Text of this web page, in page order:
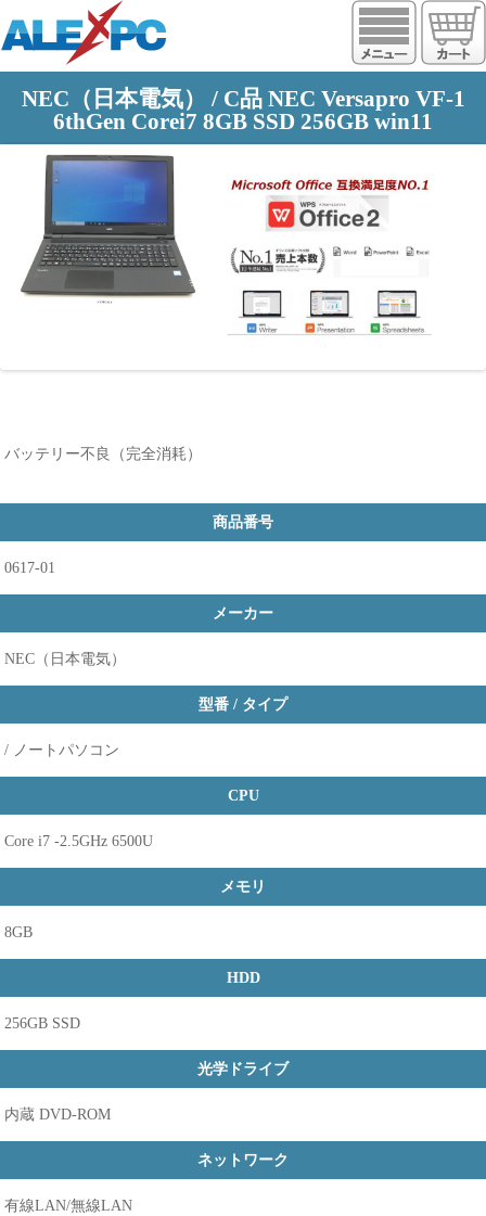
https://www.alexpc.jp
NEC（日本電気） / C品 NEC Versapro VF-1
6thGen Corei7 8GB SSD 256GB win11
バッテリー不良（完全消耗）
商品番号
0617-01
メーカー
NEC（日本電気）
型番 / タイプ
/ ノートパソコン
CPU
Core i7 -2.5GHz 6500U
メモリ
8GB
HDD
256GB SSD
光学ドライブ
内蔵 DVD-ROM
ネットワーク
有線LAN/無線LAN